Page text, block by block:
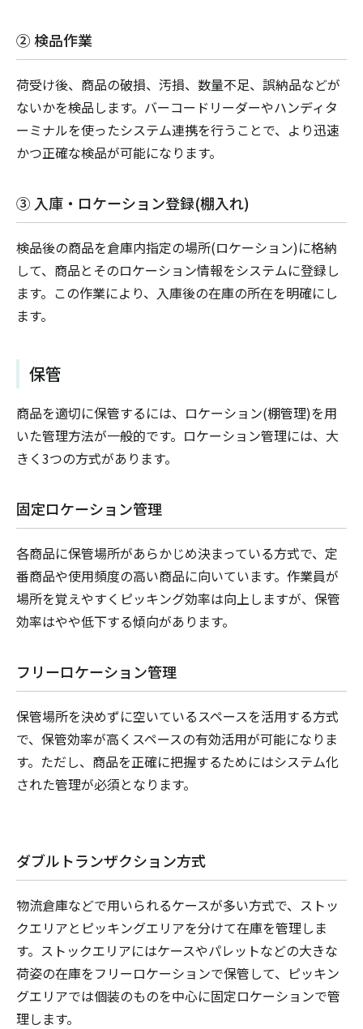
② 検品作業
荷受け後、商品の破損、汚損、数量不足、誤納品などが
ないかを検品します。バーコードリーダーやハンディタ
ーミナルを使ったシステム連携を行うことで、より迅速
かつ正確な検品が可能になります。
③ 入庫・ロケーション登録(棚入れ)
検品後の商品を倉庫内指定の場所(ロケーション)に格納
して、商品とそのロケーション情報をシステムに登録し
ます。この作業により、入庫後の在庫の所在を明確にし
ます。
保管
商品を適切に保管するには、ロケーション(棚管理)を用
いた管理方法が一般的です。ロケーション管理には、大
きく3つの方式があります。
固定ロケーション管理
各商品に保管場所があらかじめ決まっている方式で、定
番商品や使用頻度の高い商品に向いています。作業員が
場所を覚えやすくピッキング効率は向上しますが、保管
効率はやや低下する傾向があります。
フリーロケーション管理
保管場所を決めずに空いているスペースを活用する方式
で、保管効率が高くスペースの有効活用が可能になりま
す。ただし、商品を正確に把握するためにはシステム化
された管理が必須となります。
ダブルトランザクション方式
物流倉庫などで用いられるケースが多い方式で、ストッ
クエリアとピッキングエリアを分けて在庫を管理しま
す。ストックエリアにはケースやパレットなどの大きな
荷姿の在庫をフリーロケーションで保管して、ピッキン
グエリアでは個装のものを中心に固定ロケーションで管
理します。